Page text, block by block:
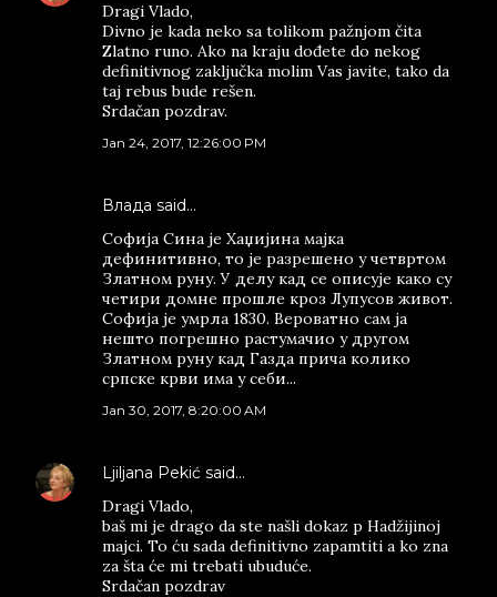
Dragi Vlado,
Divno je kada neko sa tolikom pažnjom čita
Zlatno runo. Ako na kraju dođete do nekog
definitivnog zaključka molim Vas javite, tako da
taj rebus bude rešen.
Srdačan pozdrav.
Jan 24, 2017, 12:26:00 PM
Влада said…
Софија Сина је Хаџијина мајка
дефинитивно, то је разрешено у четвртом
Златном руну. У делу кад се описује како су
четири домне прошле кроз Лупусов живот.
Софија је умрла 1830. Вероватно сам ја
нешто погрешно растумачио у другом
Златном руну кад Газда прича колико
српске крви има у себи...
Jan 30, 2017, 8:20:00 AM
Ljiljana Pekić said…
Dragi Vlado,
baš mi je drago da ste našli dokaz p Hadžijinoj
majci. To ću sada definitivno zapamtiti a ko zna
za šta će mi trebati ubuduće.
Srdačan pozdrav